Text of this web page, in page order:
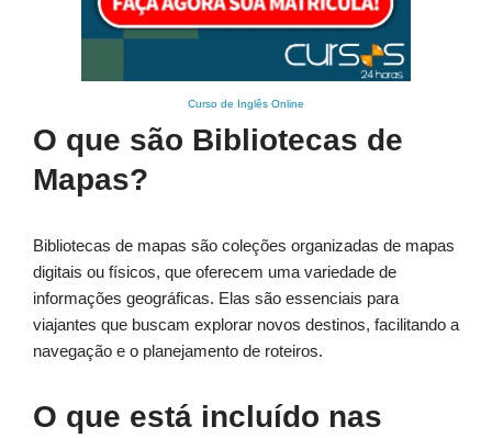
Curso de Inglês Online
O que são Bibliotecas de
Mapas?
Bibliotecas de mapas são coleções organizadas de mapas
digitais ou físicos, que oferecem uma variedade de
informações geográficas. Elas são essenciais para
viajantes que buscam explorar novos destinos, facilitando a
navegação e o planejamento de roteiros.
O que está incluído nas